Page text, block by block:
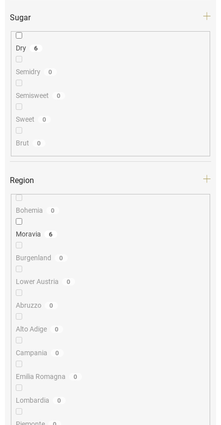
Sugar
Dry 6
Semidry 0
Semisweet 0
Sweet 0
Brut 0
Region
Bohemia 0
Moravia 6
Burgenland 0
Lower Austria 0
Abruzzo 0
Alto Adige 0
Campania 0
Emilia Romagna 0
Lombardia 0